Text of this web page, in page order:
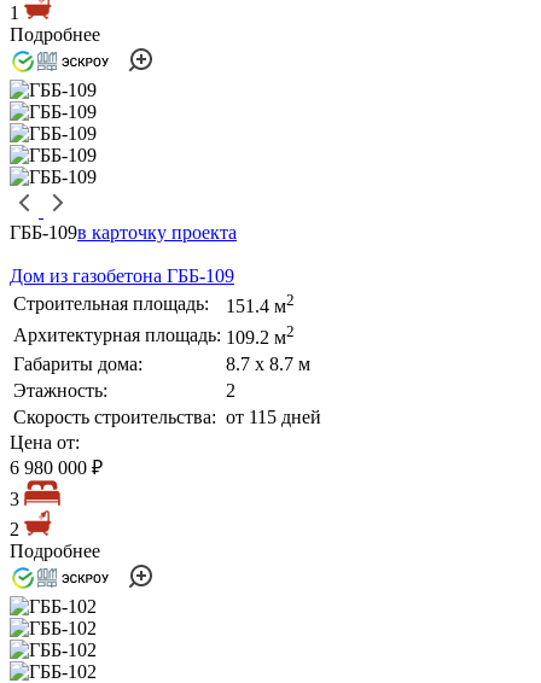
1
Подробнее
ГББ-109в карточку проекта
Дом из газобетона ГББ-109
Строительная площадь:
151.4 м2
Архитектурная площадь: 109.2 м2
Габариты дома:
8.7 х 8.7 м
Этажность:
2
Скорость строительства: от 115 дней
Цена от:
6 980 000 ₽
3
2
Подробнее